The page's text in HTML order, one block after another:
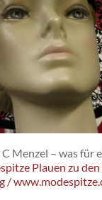
C Menzel – was